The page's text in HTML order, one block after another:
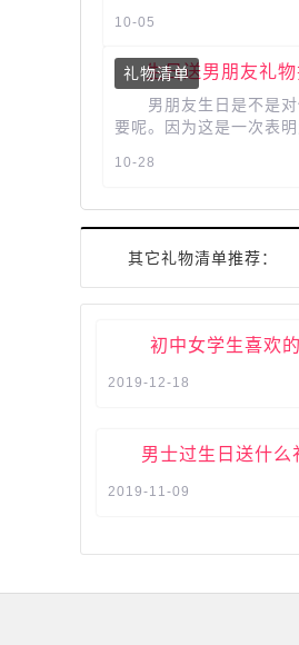
临，都会送一些礼物表达
10-05
礼物清单
生日送男朋友礼
男朋友生日是不是对
要呢。因为这是一次表
机会。送出的礼物我们都
10-28
其它礼物清单推荐：
初中女学生喜欢
2019-12-18
男士过生日送什么
2019-11-09